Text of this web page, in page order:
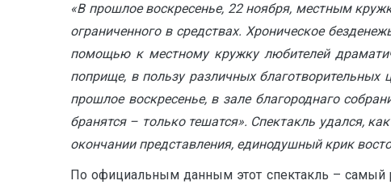
«В прошлое воскресенье, 22 ноября, местным
ограниченного в средствах. Хроническое
помощью к местному кружку любителей
поприще, в пользу различных благотворительных
прошлое воскресенье, в зале благороднаго
бранятся – только тешатся». Спектакль удался,
окончании представления, единодушный крик
По официальным данным этот спектакль – самый